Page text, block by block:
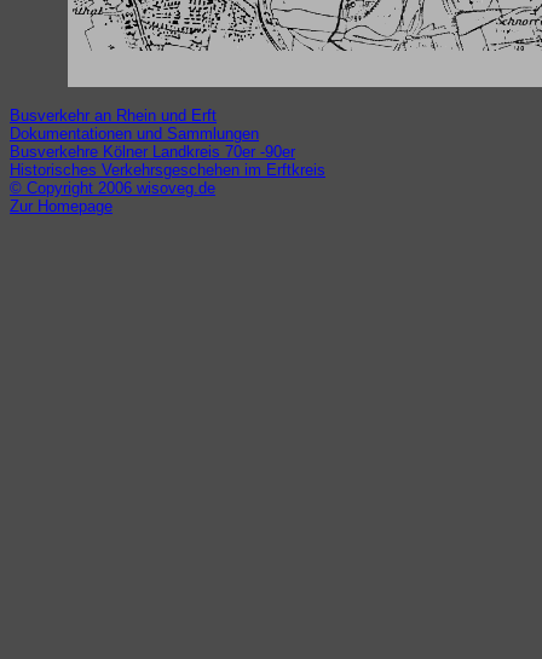
Busverkehr an Rhein und Erft
Dokumentationen und Sammlungen
Busverkehre Kölner Landkreis 70er -90er
Historisches Verkehrsgeschehen im Erftkreis
© Copyright 2006 wisoveg.de
Zur Homepage